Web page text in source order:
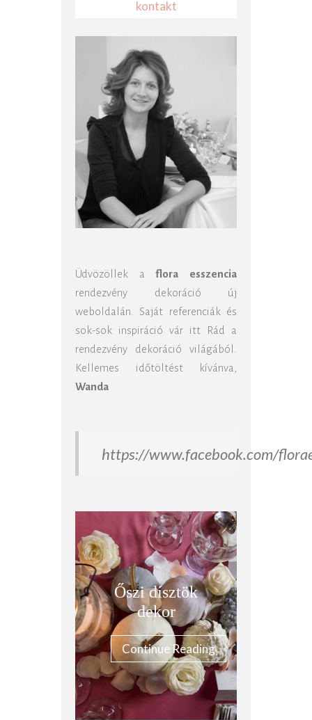
kontakt
Üdvözöllek aflora esszencia
rendezvény dekoráció új
weboldalán. Saját referenciák és
sok-sok inspiráció vár itt Rád a
rendezvény dekoráció világából.
Kellemes időtöltést kívánva,
Wanda
https://www.facebook.com/
Őszi dísztök
dekor
Continue Reading